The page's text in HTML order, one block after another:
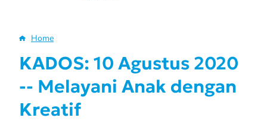
Breadcrumb
Home
KADOS: 10 Agustus 2020
-- Melayani Anak dengan
Kreatif